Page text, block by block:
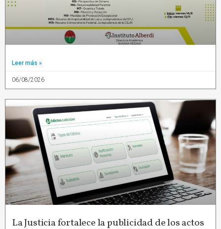
Leer más »
06/08/2026
La Justicia fortalece la publicidad de los actos